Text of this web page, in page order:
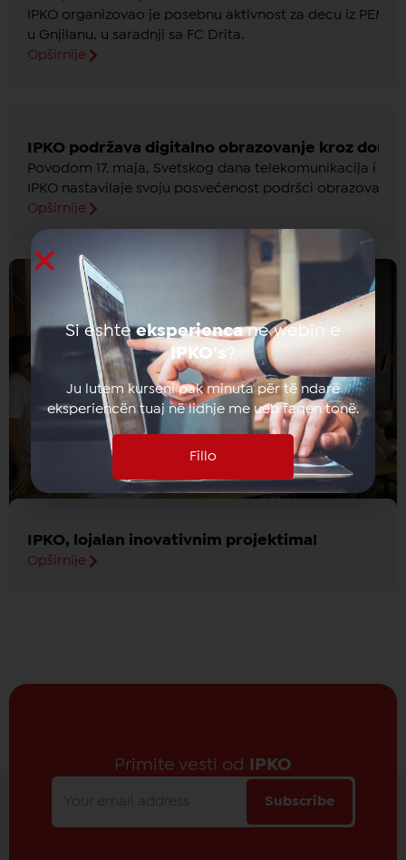
IPKO organizovao je posebnu aktivnost za decu iz PEMA
u Gnjilanu, u saradnji sa FC Drita.
Opširnije
IPKO podržava digitalno obrazovanje kroz
Povodom 17. maja, Svetskog dana telekomunikacija i
IPKO nastavilaje svoju posvećenost podršci
Opširnije
IPKO, lojalan inovativnim projektima!
Opširnije
Primite vesti od IPKO
Subscribe
Si eshteeksperiencane webin e
IPKO’s?
Ju lutem kurseni pak minuta për të ndarë
eksperiencën tuaj në lidhje me ueb faqen tonë.
Fillo